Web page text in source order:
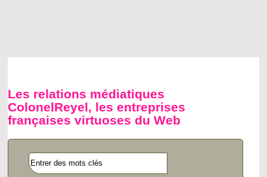
Les relations médiatiques
ColonelReyel, les entreprises
françaises virtuoses du Web